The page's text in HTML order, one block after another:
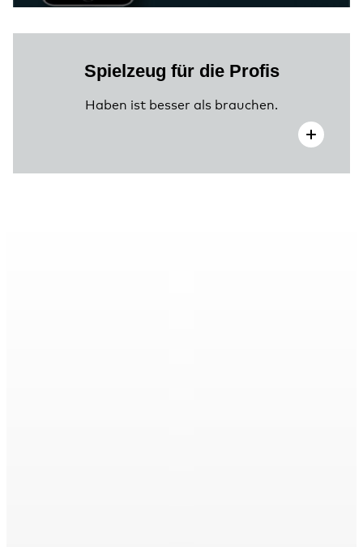
Spielzeug für die Profis
Haben ist besser als brauchen.